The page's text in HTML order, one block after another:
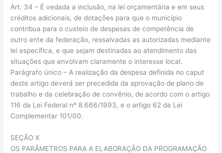
Art. 34 – É vedada a inclusão, na lei orçamentária e em seus
créditos adicionais, de dotações para que o município
contribua para o custeio de despesas de competência de
outro ente da federação, ressalvadas as autorizadas mediante
lei específica, e que sejam destinadas ao atendimento das
situações que envolvam claramente o interesse local.
Parágrafo único – A realização da despesa definida no caput
deste artigo deverá ser precedida da aprovação de plano de
trabalho e da celebração de convênio, de acordo com o artigo
116 da Lei Federal nº 8.666/1993, e o artigo 62 da Lei
Complementar 101/00.
SEÇÃO X
OS PARÂMETROS PARA A ELABORAÇÃO DA PROGRAMAÇÃO